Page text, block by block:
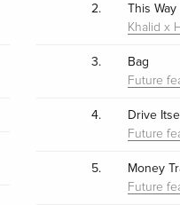
2. This Way
Khalid x
3. Bag
Future
4. Drive
Future
5. Money
Future